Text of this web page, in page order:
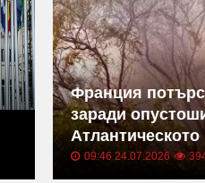
Франция
заради
09:46 24.07.2026